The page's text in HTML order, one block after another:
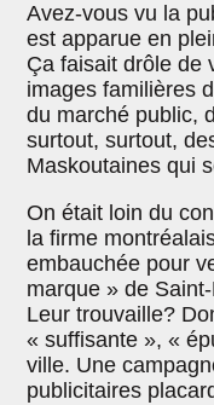
Avez-vous vu la
est apparue en
Ça faisait drôle de
images familières
du marché public,
surtout, surtout,
Maskoutaines qui
On était loin du
la firme
embauchée pour
marque » de
Leur trouvaille?
« suffisante », «
ville. Une
publicitaires